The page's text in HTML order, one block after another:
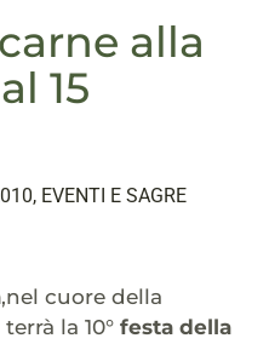
alla
15
, EVENTI E SAGRE
,nel cuore della
la 10° festa della